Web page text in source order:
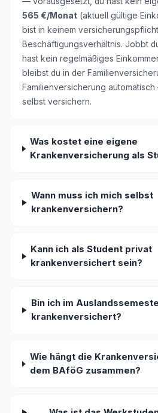
565 €/Monat (aktuell gültige
bist in keinem
Beschäftigungsverhältnis. Jobbt
hast kein regelmäßiges
bleibst du in der
Familienversicherung
selbst versichern.
Was kostet eine eigene
Krankenversicherung als
Wann muss ich mich selbst
krankenversichern?
Kann ich als Student privat
krankenversichert sein?
Bin ich im
krankenversichert?
Wie hängt die
dem BAföG zusammen?